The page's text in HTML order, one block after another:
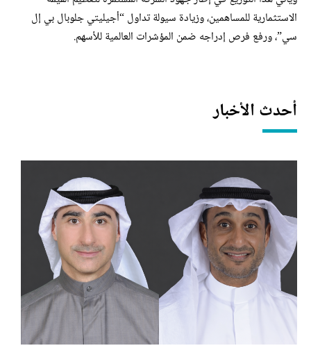
الاستثمارية للمساهمين، وزيادة سيولة تداول “أجيليتي جلوبال بي إل
سي”، ورفع فرص إدراجه ضمن المؤشرات العالمية للأسهم.
أحدث الأخبار